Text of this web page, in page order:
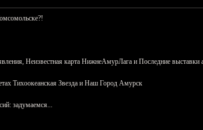
Неизвестная карта НижнеАмурЛага и Последние выставки
Тихоокеанская Звезда и Наш Город Амурск
задумаемся...